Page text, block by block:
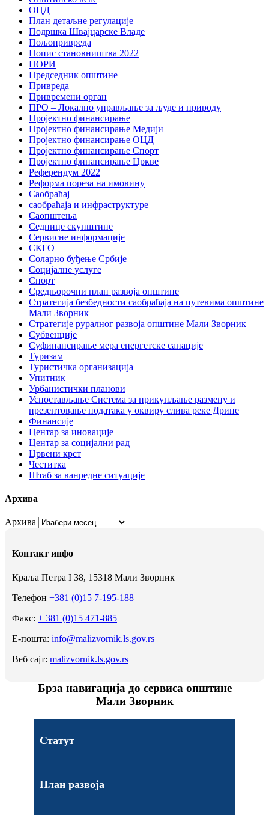
ОЦД
План детаљне регулације
Подршка Швајцарске Владе
Пољопривреда
Попис становништва 2022
ПОРИ
Председник општине
Привреда
Привремени орган
ПРО – Локално управљање за људе и природу
Пројектно финансирање
Пројектно финансирање Медији
Пројектно финансирање ОЦД
Пројектно финансирање Спорт
Пројектно финансирање Цркве
Референдум 2022
Реформа пореза на имовину
Саобраћај
саобраћаја и инфраструктуре
Саопштења
Седнице скупштине
Сервисне информације
СКГО
Соларно буђење Србије
Социјалне услуге
Спорт
Средњорочни план развоја општине
Стратегија безбедности саобраћаја на путевима општине
Мали Зворник
Стратегије руралног развоја општине Мали Зворник
Субвенције
Суфинансирање мера енергетске санације
Туризам
Туристичка организација
Упитник
Урбанистички планови
Успостављање Система за прикупљање размену и
презентовање података у оквиру слива реке Дрине
Финансије
Центар за иновације
Центар за социјални рад
Црвени крст
Честитка
Штаб за ванредне ситуације
Архива
Архива
Контакт инфо
Краља Петра I 38, 15318 Мали Зворник
Телефон +381 (0)15 7-195-188
Факс: + 381 (0)15 471-885
Е-пошта: info@malizvornik.ls.gov.rs
Веб сајт: malizvornik.ls.gov.rs
Брза навигација до сервиса општине
Мали Зворник
Статут
План развоја